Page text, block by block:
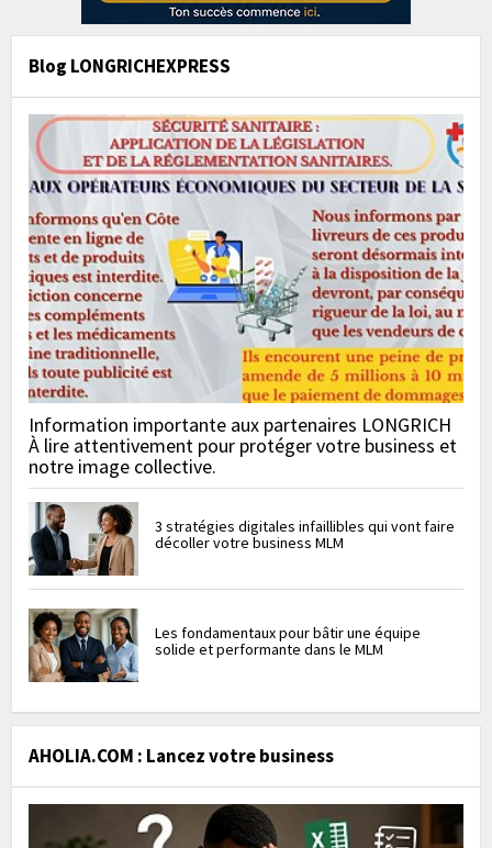
Blog LONGRICHEXPRESS
Information importante aux partenaires LONGRICH
À lire attentivement pour protéger votre business et
notre image collective.
3 stratégies digitales infaillibles qui vont faire
décoller votre business MLM
Les fondamentaux pour bâtir une équipe
solide et performante dans le MLM
AHOLIA.COM : Lancez votre business